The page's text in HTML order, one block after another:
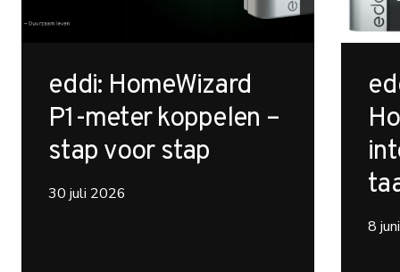
eddi: HomeWizard
P1-meter koppelen –
stap voor stap
30 juli 2026
8